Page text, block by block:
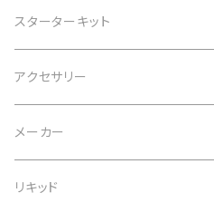
スターターキット
アクセサリー
ヒートシンク
22mm
アトマイザースタンド
メーカー
Coil Father
リキッド